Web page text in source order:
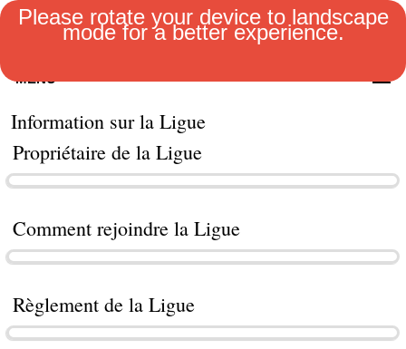
Please rotate your device to landscape
mode for a better experience.
MENU
Information sur la Ligue
Propriétaire de la Ligue
Comment rejoindre la Ligue
Règlement de la Ligue